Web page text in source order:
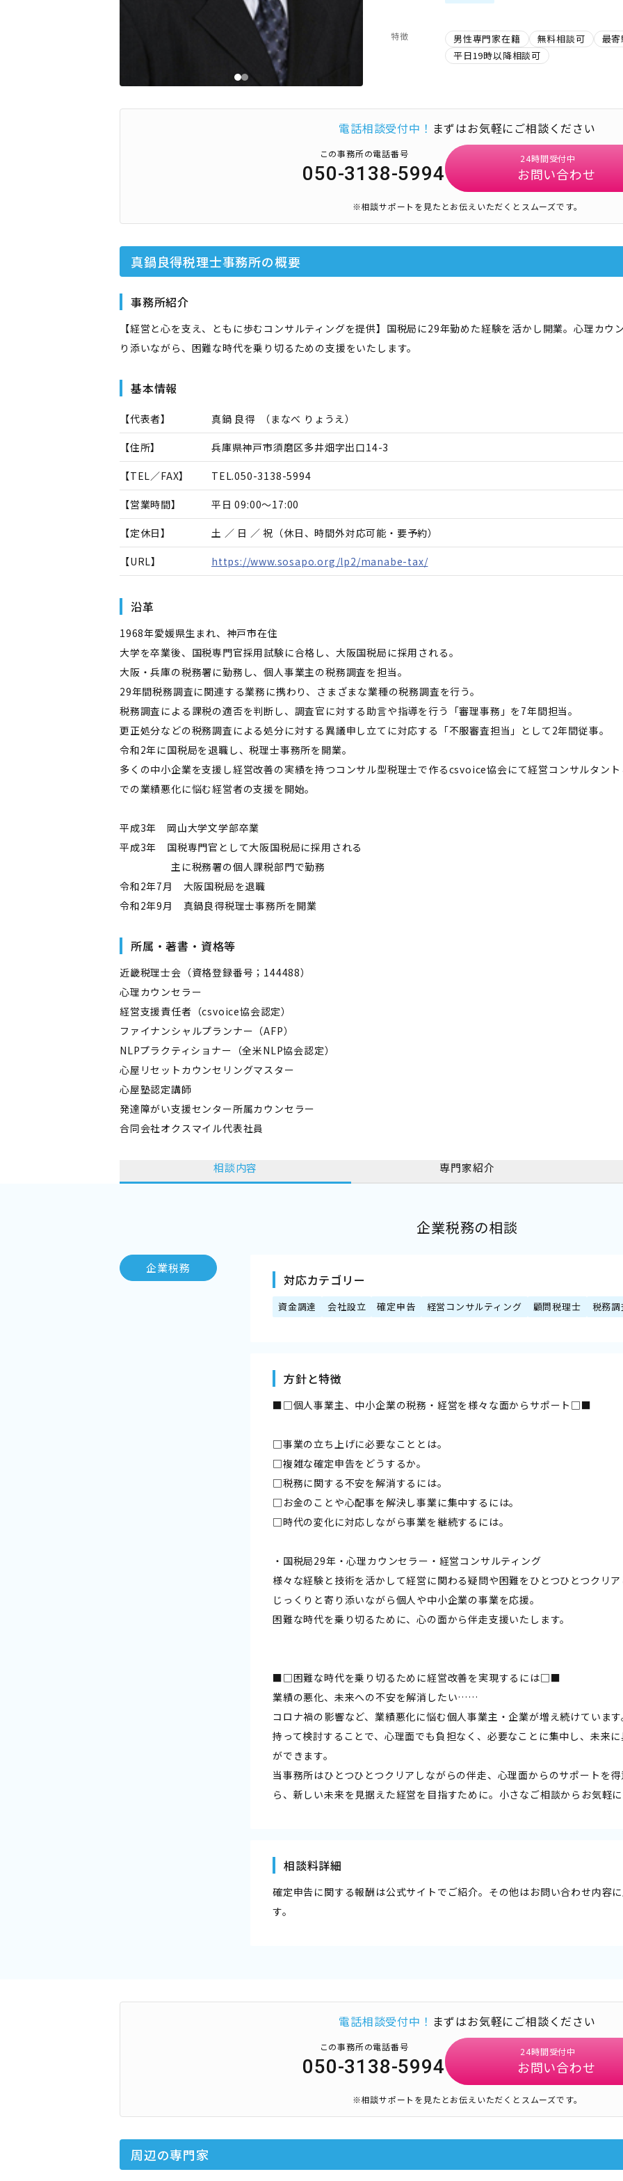
特徴 男性専門家在籍 無料相談可
最
平日19時以降相談可
電話相談受付中！ まずはお気軽にご相談ください
この事務所の電話番号
050-3138-5994
24時間受付中
お問い合わせ
※相談サポートを見たとお伝えいただくとスムーズです。
真鍋良得税理士事務所の概要
事務所紹介
【経営と心を支え、ともに歩むコンサルティングを提供】国税局に29年勤めた経験を活かし開業。心理カウ
り添いながら、困難な時代を乗り切るための支援をいたします。
基本情報
【代表者】 真鍋 良得 （まなべ りょうえ）
【住所】 兵庫県神戸市須磨区多井畑字出口14-3
【TEL／FAX】 TEL.050-3138-5994
【営業時間】 平日 09:00～17:00
【定休日】 土 ／ 日 ／ 祝（休日、時間外対応可能・要予約）
【URL】 https://www.sosapo.org/lp2/manabe-tax/
沿革
1968年愛媛県生まれ、神戸市在住
大学を卒業後、国税専門官採用試験に合格し、大阪国税局に採用される。
大阪・兵庫の税務署に勤務し、個人事業主の税務調査を担当。
29年間税務調査に関連する業務に携わり、さまざまな業種の税務調査を行う。
税務調査による課税の適否を判断し、調査官に対する助言や指導を行う「審理事務」を7年間担当。
更正処分などの税務調査による処分に対する異議申し立てに対応する「不服審査担当」として2年間従事。
令和2年に国税局を退職し、税理士事務所を開業。
多くの中小企業を支援し経営改善の実績を持つコンサル型税理士で作るcsvoice協会にて経営コンサルタン
での業績悪化に悩む経営者の支援を開始。
平成3年 岡山大学文学部卒業
平成3年 国税専門官として大阪国税局に採用される
主に税務署の個人課税部門で勤務
令和2年7月 大阪国税局を退職
令和2年9月 真鍋良得税理士事務所を開業
所属・著書・資格等
近畿税理士会（資格登録番号；144488）
心理カウンセラー
経営支援責任者（csvoice協会認定）
ファイナンシャルプランナー（AFP）
NLPプラクティショナー（全米NLP協会認定）
心屋リセットカウンセリングマスター
心屋塾認定講師
発達障がい支援センター所属カウンセラー
合同会社オクスマイル代表社員
相談内容 専門家紹介
企業税務の相談
企業税務
対応カテゴリー
資金調達 会社設立 確定申告 経営コンサルティング 顧問税理士 税務
方針と特徴
■□個人事業主、中小企業の税務・経営を様々な面からサポート□■
□事業の立ち上げに必要なこととは。
□複雑な確定申告をどうするか。
□税務に関する不安を解消するには。
□お金のことや心配事を解決し事業に集中するには。
□時代の変化に対応しながら事業を継続するには。
・国税局29年・心理カウンセラー・経営コンサルティング
様々な経験と技術を活かして経営に関わる疑問や困難をひとつひとつクリ
じっくりと寄り添いながら個人や中小企業の事業を応援。
困難な時代を乗り切るために、心の面から伴走支援いたします。
■□困難な時代を乗り切るために経営改善を実現するには□■
業績の悪化、未来への不安を解消したい……
コロナ禍の影響など、業績悪化に悩む個人事業主・企業が増え続けていま
持って検討することで、心理面でも負担なく、必要なことに集中し、未来
ができます。
当事務所はひとつひとつクリアしながらの伴走、心理面からのサポートを
ら、新しい未来を見据えた経営を目指すために。小さなご相談からお気軽
相談料詳細
確定申告に関する報酬は公式サイトでご紹介。その他はお問い合わせ内容
す。
電話相談受付中！ まずはお気軽にご相談ください
この事務所の電話番号
050-3138-5994
24時間受付中
お問い合わせ
※相談サポートを見たとお伝えいただくとスムーズです。
周辺の専門家